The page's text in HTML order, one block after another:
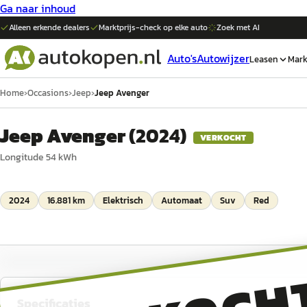
Ga naar inhoud
Alleen erkende dealers Marktprijs-check op elkeauto Zoek met AI
Auto'sAutowijzerLeasen
Home›Occasions›Jeep›Jeep Avenger
Jeep Avenger(2024) VERKOCHT
Longitude 54 kWh
2024 16.881 km Elektrisch Automaat Suv Red